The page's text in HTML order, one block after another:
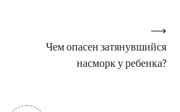
Чем опасен затянувшийся
насморк у ребенка?
⟶